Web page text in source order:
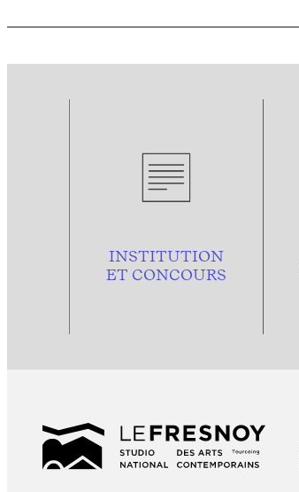
INSTITUTION
ET CONCOURS